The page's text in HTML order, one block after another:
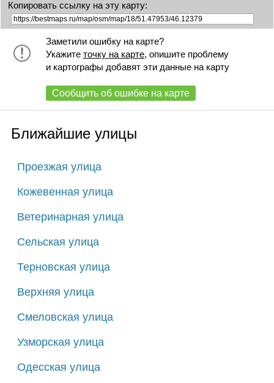
Копировать ссылку на эту карту:
Заметили ошибку на карте?
Укажите точку на карте, опишите проблему
и картографы добавят эти данные на карту
Сообщить об ошибке на карте
Ближайшие улицы
Проезжая улица
Кожевенная улица
Ветеринарная улица
Сельская улица
Терновская улица
Верхняя улица
Смеловская улица
Узморская улица
Одесская улица